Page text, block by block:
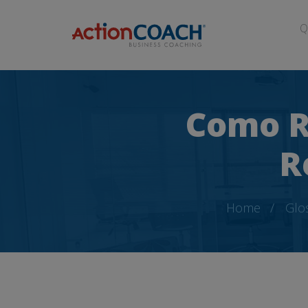
Como
Home